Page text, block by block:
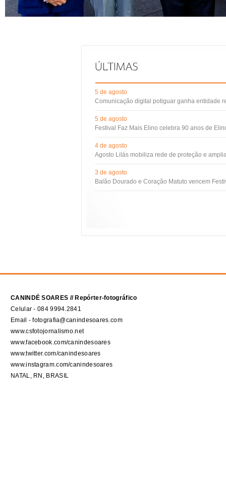
5 de agosto
Comunicação digital potiguar ganha entidade
5 de agosto
Festival Faz Mais Elino celebra 90 anos de
4 de agosto
Agosto Lilás mobiliza rede de proteção e
3 de agosto
Balão Dourado e Coração Matuto vencem
CANINDÉ SOARES // Repórter-fotográfico
Celular - 084 9994.2841
Email - fotografia@canindesoares.com
www.csfotojornalismo.net
www.facebook.com/canindesoares
www.twitter.com/canindesoares
www.instagram.com/canindesoares
NATAL, RN, BRASIL